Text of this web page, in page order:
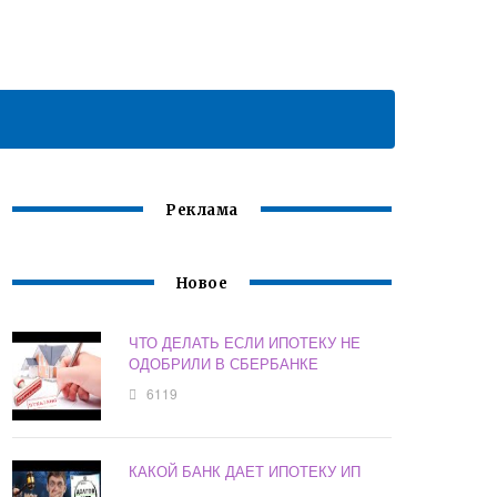
Реклама
Новое
ЧТО ДЕЛАТЬ ЕСЛИ ИПОТЕКУ НЕ
ОДОБРИЛИ В СБЕРБАНКЕ
6119
КАКОЙ БАНК ДАЕТ ИПОТЕКУ ИП